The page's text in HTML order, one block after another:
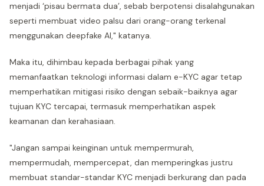
menjadi ‘pisau bermata dua’, sebab berpotensi disalahgunakan
seperti membuat video palsu dari orang-orang terkenal
menggunakan deepfake AI," katanya.
Maka itu, dihimbau kepada berbagai pihak yang
memanfaatkan teknologi informasi dalam e-KYC agar tetap
memperhatikan mitigasi risiko dengan sebaik-baiknya agar
tujuan KYC tercapai, termasuk memperhatikan aspek
keamanan dan kerahasiaan.
"Jangan sampai keinginan untuk mempermurah,
mempermudah, mempercepat, dan memperingkas justru
membuat standar-standar KYC menjadi berkurang dan pada